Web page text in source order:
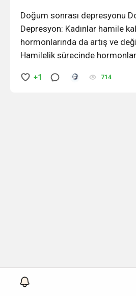
Doğum sonrası depresyonu
Depresyon: Kadınlar hamile
hormonlarında da artış ve
Hamilelik sürecinde
göre çok daha yüksektir.
+1 714